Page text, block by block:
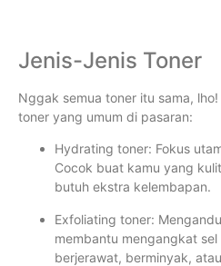
Jenis-Jenis Toner
Nggak semua toner itu sama,
toner yang umum di pasaran:
Hydrating toner: Fokus
Cocok buat kamu yang
butuh ekstra kelembapan.
Exfoliating toner:
membantu mengangkat
berjerawat, berminyak,